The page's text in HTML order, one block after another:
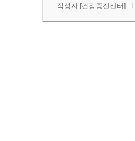
작성자 [건강증진센터]